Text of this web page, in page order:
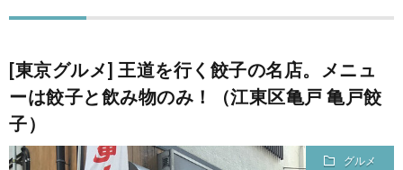
記
Tips
[東京グルメ] 王道を行く餃子の名店。メニュ
ーは餃子と飲み物のみ！（江東区亀戸 亀戸餃
子）
グルメ